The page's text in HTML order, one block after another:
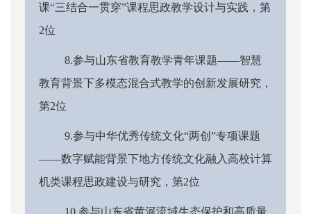
课“三结合一贯穿”课程思政教学设计与实践，第
2位
8.参与山东省教育教学青年课题——智慧
教育背景下多模态混合式教学的创新发展研究，
第2位
9.参与中华优秀传统文化“两创”专项课题
——数字赋能背景下地方传统文化融入高校计算
机类课程思政建设与研究，第2位
10.参与山东省黄河流域生态保护和高质量